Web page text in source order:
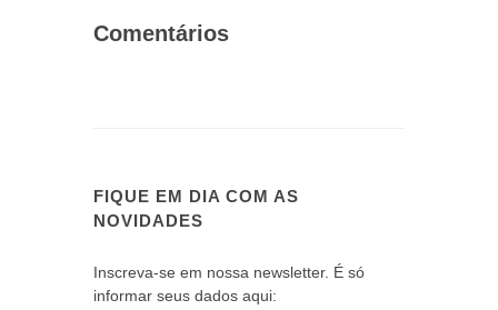
Comentários
FIQUE EM DIA COM AS
NOVIDADES
Inscreva-se em nossa newsletter. É só
informar seus dados aqui: